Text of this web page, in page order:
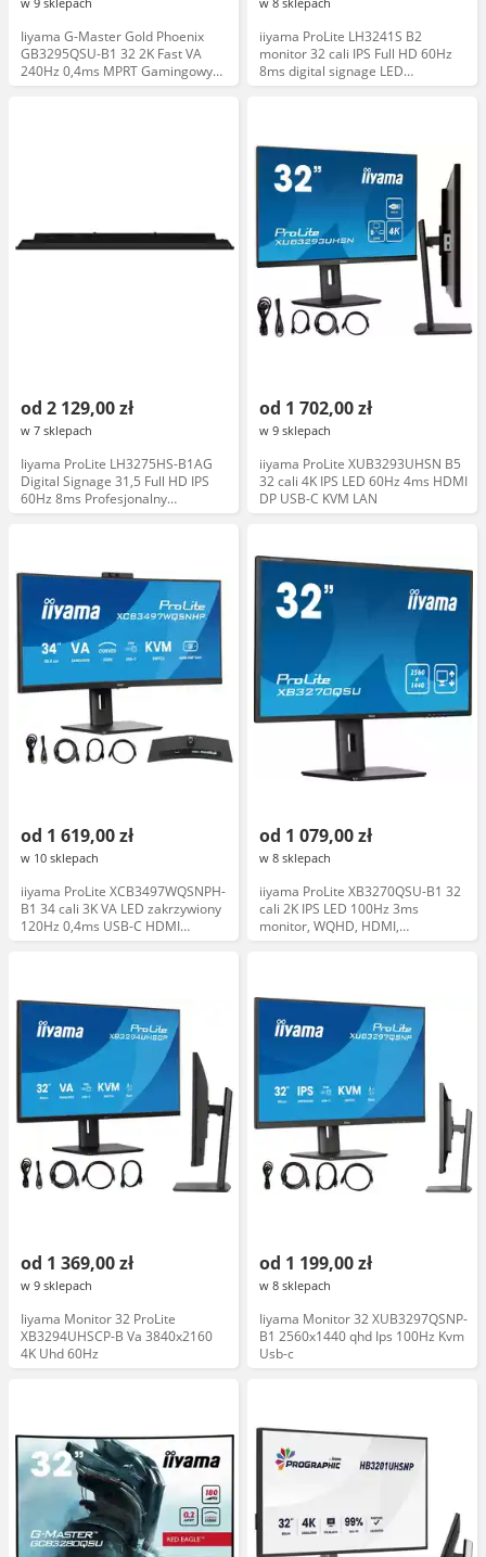
Iiyama G-Master Gold Phoenix
GB3295QSU-B1 32 2K Fast VA
240Hz 0,4ms MPRT Gamingowy
Monitor LED
iiyama ProLite LH3241S B2
monitor 32 cali IPS Full HD 60Hz
8ms digital signage LED
profesjonalny wielkoformatowy
od 2 129,00 zł
w 7 sklepach
Iiyama ProLite LH3275HS-B1AG
Digital Signage 31,5 Full HD IPS
60Hz 8ms Profesjonalny
Wielkoformatowy Monitor LED
od 1 702,00 zł
w 9 sklepach
iiyama ProLite XUB3293UHSN B5
32 cali 4K IPS LED 60Hz 4ms HDMI
DP USB-C KVM LAN
od 1 619,00 zł
w 10 sklepach
iiyama ProLite XCB3497WQSNPH-
B1 34 cali 3K VA LED zakrzywiony
120Hz 0,4ms USB-C HDMI
DisplayPort kamera 5MP RJ45
od 1 079,00 zł
w 8 sklepach
iiyama ProLite XB3270QSU-B1 32
cali 2K IPS LED 100Hz 3ms
monitor, WQHD, HDMI,
DisplayPort, FlickerFree
od 1 369,00 zł
w 9 sklepach
Iiyama Monitor 32 ProLite
XB3294UHSCP-B Va 3840x2160
4K Uhd 60Hz
od 1 199,00 zł
w 8 sklepach
Iiyama Monitor 32 XUB3297QSNP-
B1 2560x1440 qhd Ips 100Hz Kvm
Usb-c